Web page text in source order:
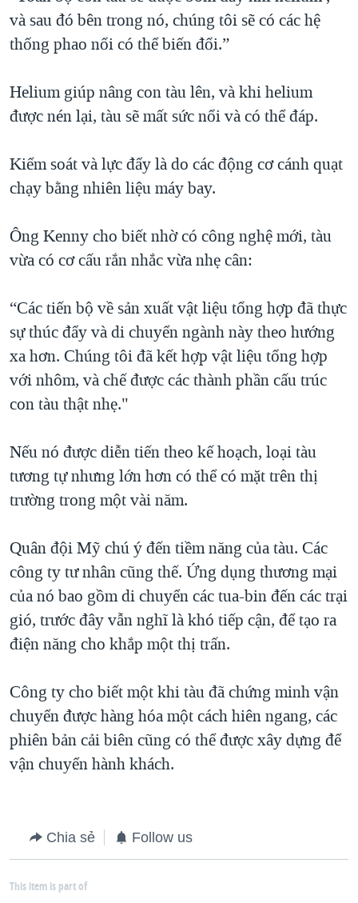
và sau đó bên trong nó, chúng tôi sẽ có các hệ
thống phao nổi có thể biến đổi.”
Helium giúp nâng con tàu lên, và khi helium
được nén lại, tàu sẽ mất sức nổi và có thể đáp.
Kiểm soát và lực đẩy là do các động cơ cánh quạt
chạy bằng nhiên liệu máy bay.
Ông Kenny cho biết nhờ có công nghệ mới, tàu
vừa có cơ cấu rắn nhắc vừa nhẹ cân:
“Các tiến bộ về sản xuất vật liệu tổng hợp đã thực
sự thúc đẩy và di chuyển ngành này theo hướng
xa hơn. Chúng tôi đã kết hợp vật liệu tổng hợp
với nhôm, và chế được các thành phần cấu trúc
con tàu thật nhẹ."
Nếu nó được diễn tiến theo kế hoạch, loại tàu
tương tự nhưng lớn hơn có thể có mặt trên thị
trường trong một vài năm.
Quân đội Mỹ chú ý đến tiềm năng của tàu. Các
công ty tư nhân cũng thế. Ứng dụng thương mại
của nó bao gồm di chuyển các tua-bin đến các trại
gió, trước đây vẫn nghĩ là khó tiếp cận, để tạo ra
điện năng cho khắp một thị trấn.
Công ty cho biết một khi tàu đã chứng minh vận
chuyển được hàng hóa một cách hiên ngang, các
phiên bản cải biên cũng có thể được xây dựng để
vận chuyển hành khách.
Chia sẻ Follow us
This item is part of